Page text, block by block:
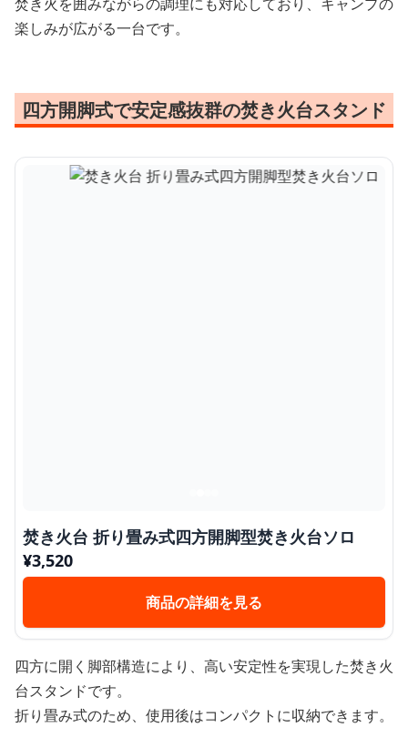
楽しみが広がる一台です。
四方開脚式で安定感抜群の焚き火台スタンド
焚き火台 折り畳み式四方開脚型焚き火台ソロ
¥3,520
商品の詳細を見る
四方に開く脚部構造により、高い安定性を実現した焚き火
台スタンドです。
折り畳み式のため、使用後はコンパクトに収納できます。